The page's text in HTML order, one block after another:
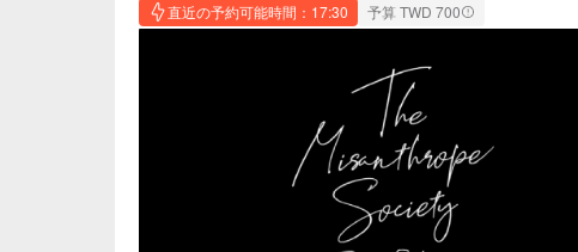
直近の予約可能時間：17:30 予算 TWD 700